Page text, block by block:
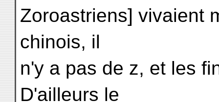
Zoroastriens] vivaient
chinois, il
n'y a pas de z, et les
D'ailleurs le